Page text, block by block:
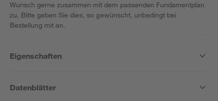
Wunsch gerne zusammen mit dem passenden Fundamentplan
zu. Bitte geben Sie dies, so gewünscht, unbedingt bei
Bestellung mit an.
Eigenschaften
Datenblätter